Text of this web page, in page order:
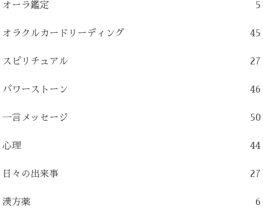
オーラ鑑定 5
オラクルカードリーディング 45
スピリチュアル 27
パワーストーン 46
一言メッセージ 50
心理 44
日々の出来事 27
漢方薬 6